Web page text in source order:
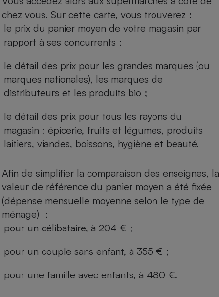
chez vous. Sur cette carte, vous trouverez :
le prix du panier moyen de votre magasin par
rapport à ses concurrents ;
le détail des prix pour les grandes marques (ou
marques nationales), les marques de
distributeurs et les produits bio ;
le détail des prix pour tous les rayons du
magasin : épicerie, fruits et légumes, produits
laitiers, viandes, boissons, hygiène et beauté.
Afin de simplifier la comparaison des enseignes, la
valeur de référence du panier moyen a été fixée
(dépense mensuelle moyenne selon le type de
ménage) :
pour un célibataire, à 204 € ;
pour un couple sans enfant, à 355 € ;
pour une famille avec enfants, à 480 €.